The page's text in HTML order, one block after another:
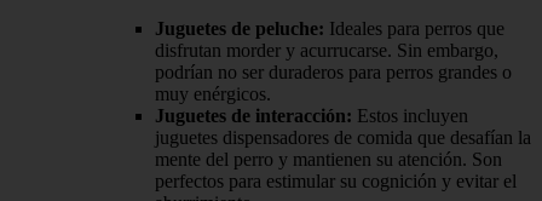
Juguetes de peluche: Ideales para perros que
disfrutan morder y acurrucarse. Sin embargo,
podrían no ser duraderos para perros grandes o
muy enérgicos.
Juguetes de interacción: Estos incluyen
juguetes dispensadores de comida que desafían la
mente del perro y mantienen su atención. Son
perfectos para estimular su cognición y evitar el